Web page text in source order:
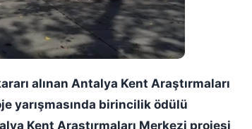
alınan Antalya Kent Araştırmaları
yarışmasında birincilik ödülü
Kent Araştırmaları Merkezi projesi